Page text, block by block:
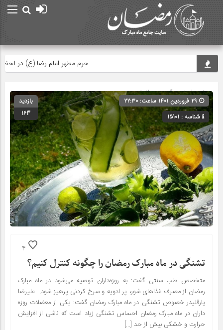
حرم مطهر امام رضا (ع) در لحظه
صفحه اصلی» گروه »سلامتی
شناسه : 15101
بازدید
163
4
تشنگی در ماه مبارک رمضان را چگونه کنترل کنیم؟
متخصص طب سنتی گفت: به روزه‌داران توصیه می‌شود در ماه مبارک
رمضان از مصرف غذاهای شور، پر ادویه و سرخ کردنی پرهیز شود. علیرضا
یارقلیدر خصوص تشنگی در ماه مبارک رمضان گفت: یکی از معضلات روزه
داران در ماه مبارک رمضان احساس تشنگی زیاد است که ناشی از افزایش
حرارت و خشکی بیش از حد […]